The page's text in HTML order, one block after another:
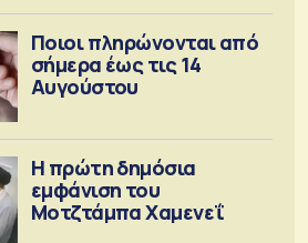
Ποιοι πληρώνονται από
σήμερα έως τις 14
Αυγούστου
Η πρώτη δημόσια
εμφάνιση του
Μοτζτάμπα Χαμενεΐ